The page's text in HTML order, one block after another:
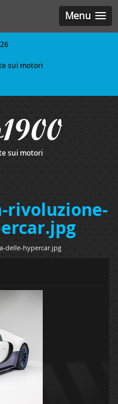
Menu
sui motori
sui motori
rivoluzione-
delle-hypercar.jpg